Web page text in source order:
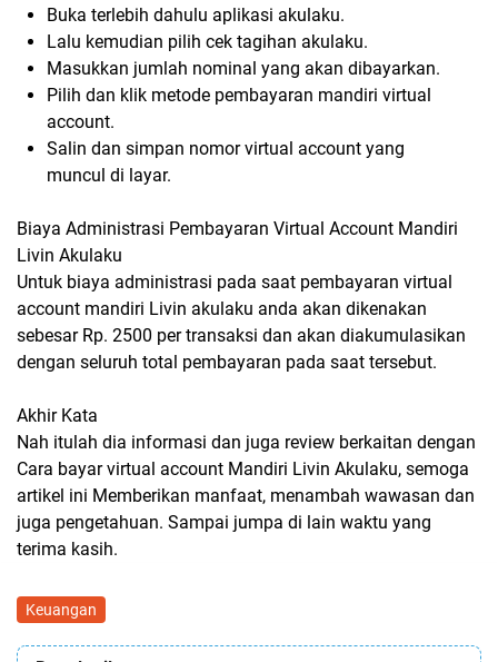
Buka terlebih dahulu aplikasi akulaku.
Lalu kemudian pilih cek tagihan akulaku.
Masukkan jumlah nominal yang akan dibayarkan.
Pilih dan klik metode pembayaran mandiri virtual
account.
Salin dan simpan nomor virtual account yang
muncul di layar.
Biaya Administrasi Pembayaran Virtual Account Mandiri
Livin Akulaku
Untuk biaya administrasi pada saat pembayaran virtual
account mandiri Livin akulaku anda akan dikenakan
sebesar Rp. 2500 per transaksi dan akan diakumulasikan
dengan seluruh total pembayaran pada saat tersebut.
Akhir Kata
Nah itulah dia informasi dan juga review berkaitan dengan
Cara bayar virtual account Mandiri Livin Akulaku, semoga
artikel ini Memberikan manfaat, menambah wawasan dan
juga pengetahuan. Sampai jumpa di lain waktu yang
terima kasih.
Keuangan